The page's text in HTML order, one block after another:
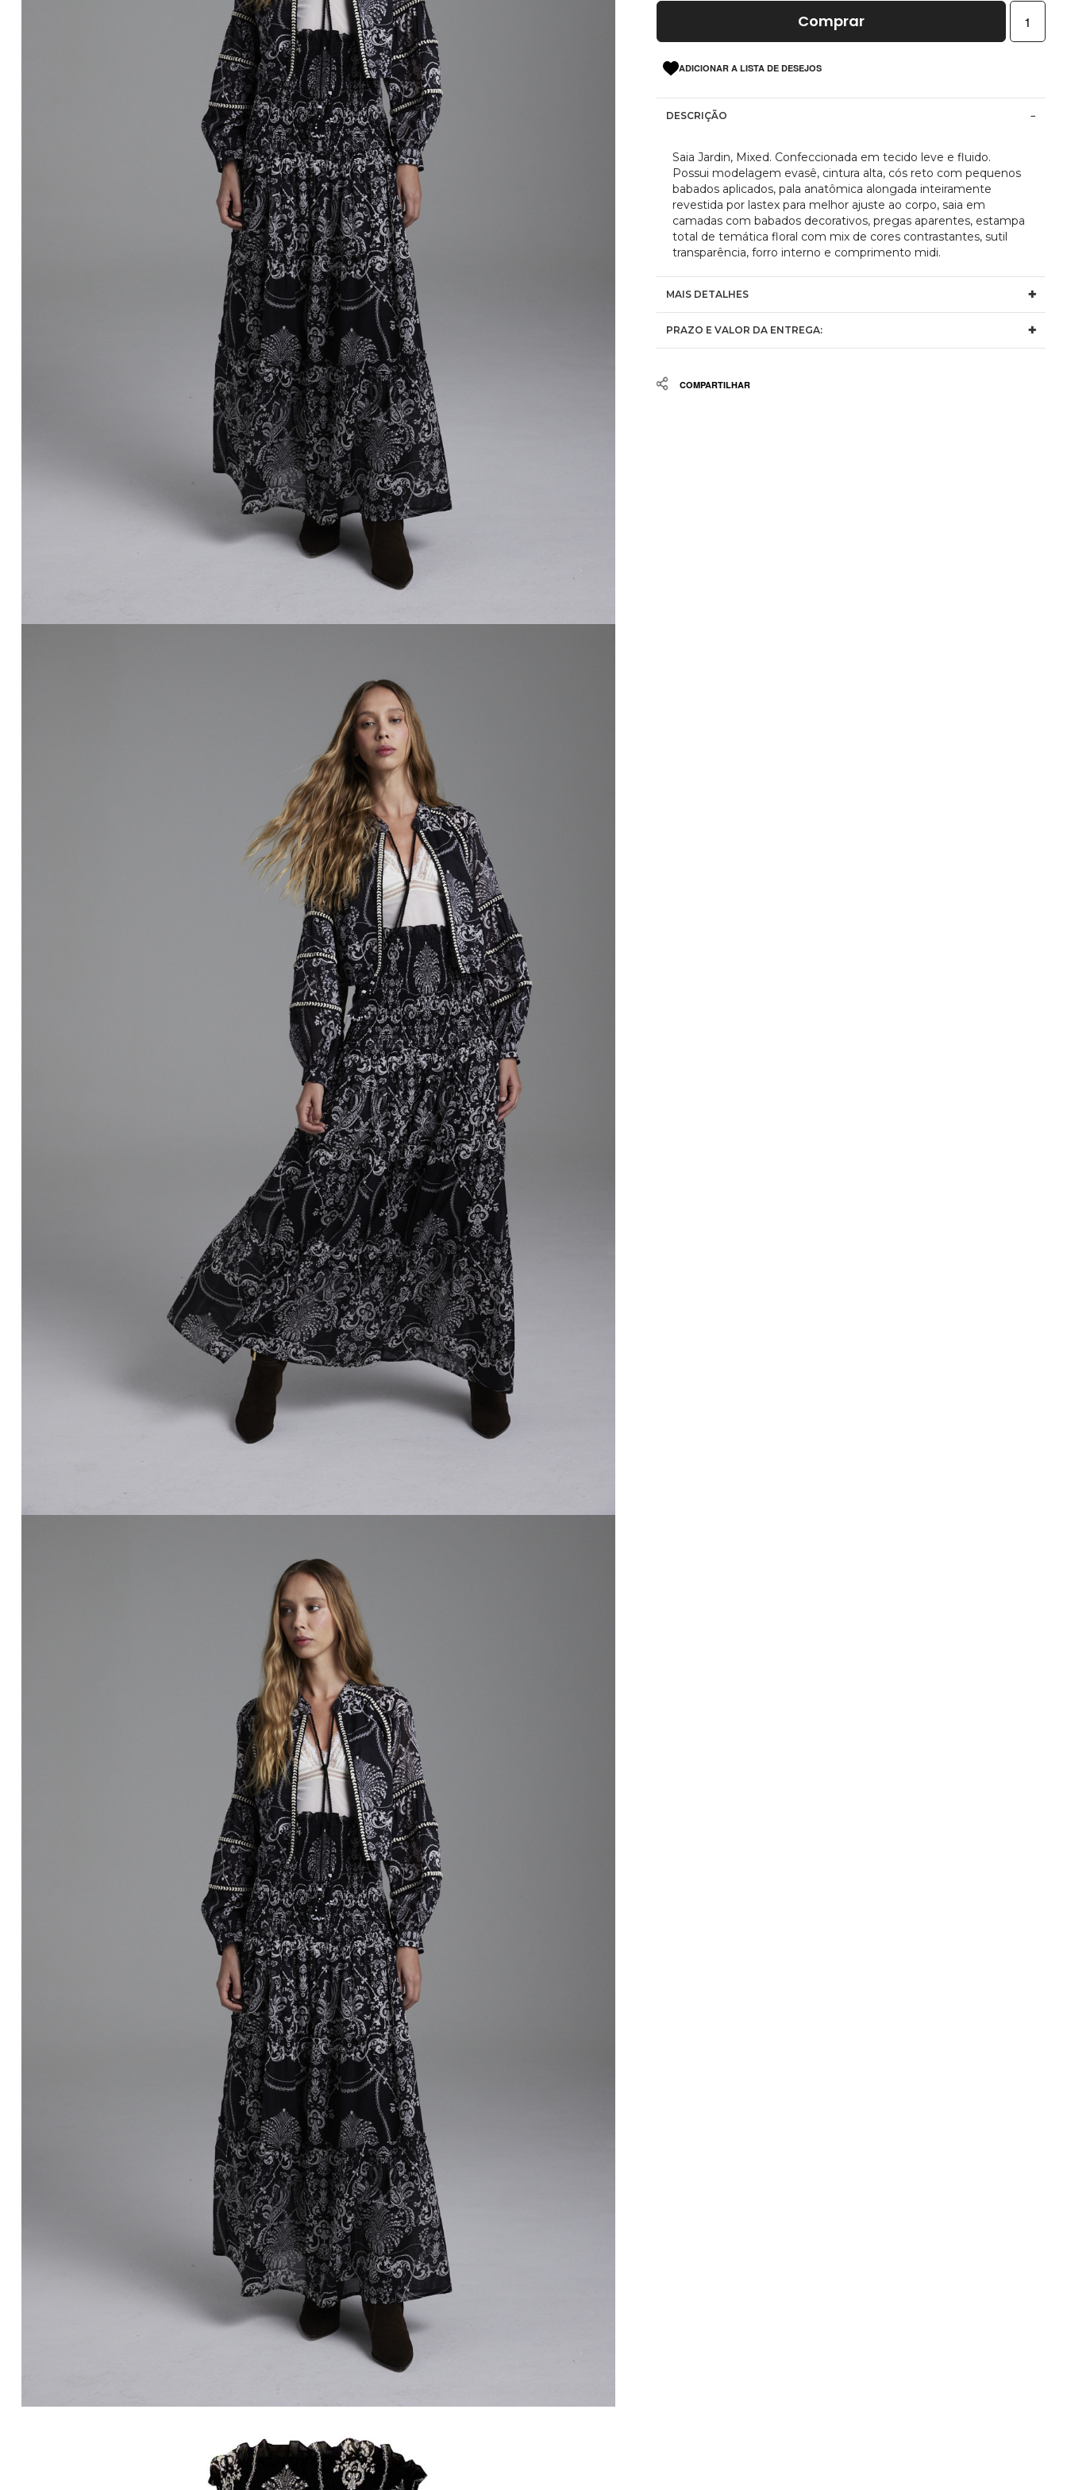
Comprar
ADICIONAR A LISTA DE DESEJOS
DESCRIÇÃO
Saia Jardin, Mixed. Confeccionada em tecido leve e fluido.
Possui modelagem evasê, cintura alta, cós reto com pequenos
babados aplicados, pala anatômica alongada inteiramente
revestida por lastex para melhor ajuste ao corpo, saia em
camadas com babados decorativos, pregas aparentes, estampa
total de temática floral com mix de cores contrastantes, sutil
transparência, forro interno e comprimento midi.
MAIS DETALHES
PRAZO E VALOR DA ENTREGA:
Share